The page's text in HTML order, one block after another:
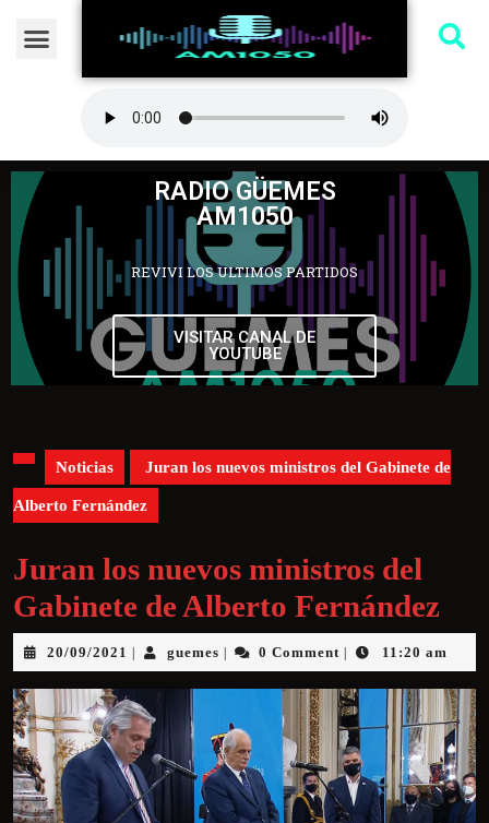
RADIO GÜEMES
AM1050
REVIVI LOS ULTIMOS PARTIDOS
VISITAR CANAL DE
YOUTUBE
Noticias Juran los nuevos ministros del Gabinete de
Alberto Fernández
Juran los nuevos ministros del
Gabinete de Alberto Fernández
20/09/2021 guemes 0 Comment 11:20 am